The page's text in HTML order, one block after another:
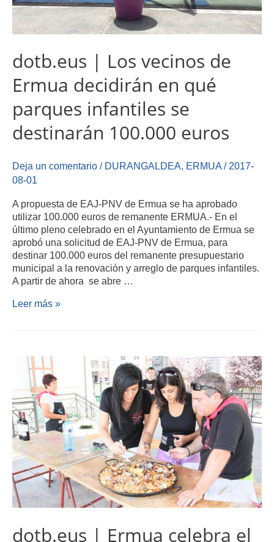
dotb.eus | Los vecinos de
Ermua decidirán en qué
parques infantiles se
destinarán 100.000 euros
Deja un comentario / DURANGALDEA, ERMUA / 2017-
08-01
A propuesta de EAJ-PNV de Ermua se ha aprobado
utilizar 100.000 euros de remanente ERMUA.- En el
último pleno celebrado en el Ayuntamiento de Ermua se
aprobó una solicitud de EAJ-PNV de Ermua, para
destinar 100.000 euros del remanente presupuestario
municipal a la renovación y arreglo de parques infantiles.
A partir de ahora se abre …
Leer más »
dotb.eus | Ermua celebra el